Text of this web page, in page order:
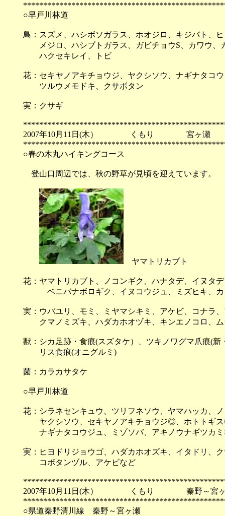
○早戸川林道
鳥：スズメ、ハシボソガラス、ホオジロ、キジバト、
メジロ、ハシブトガラス、ガビチョウS、カワウ、
ハクセキレイ、トビ
花：セキヤノアキチョウジ、ヤクシソウ、ナギナタコ
ツルウメモドキ、クサボタン
実：クサギ
2007年10月11日(木） くもり 宮ヶ瀬
○春の木丸ハイキングコース
登山口周辺では、秋の野草が見頃を迎えています。
ヤマトリカブト
花：ヤマトリカブト、ノコンギク、ハナタデ、イヌタ
ベニバナボロギク、イヌコウジュ、ミズヒキ、カ
実：ウバユリ、モミ、ミヤマシキミ、アケビ、コナラ
クマノミズキ、ハダカホオヅキ、キンエノコロ、ム
獣：シカ足跡・食痕(スズタケ）、ツキノワグマ爪痕(
リス食痕(オニグルミ)
菌：カラカサタケ
○早戸川林道
花：シラネセンキュウ、ツリフネソウ、ヤマハッカ、
ヤクシソウ、セキヤノアキチョウジ◎、ホトトギス
ナギナタコウジュ、ミゾソバ、アキノウナギツカミ
実：ヒヨドリジョウゴ、ハダカホオズキ、イタドリ、
コボタンヅル、アケビなど
2007年10月11日(木） くもり 秦野～宮
○県道秦野清川線 秦野～宮ヶ瀬